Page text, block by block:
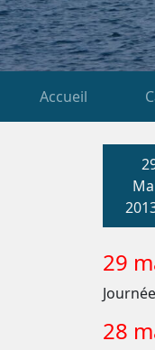
Accueil
29
28